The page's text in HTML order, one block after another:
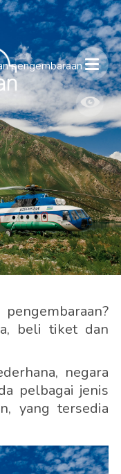
pengembaraan
beli tiket dan
negara
pelbagai jenis
yang tersedia